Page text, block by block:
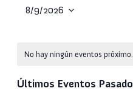
8/9/2026
de
Eventos
No hay ningún eventos próximo.
Últimos Eventos